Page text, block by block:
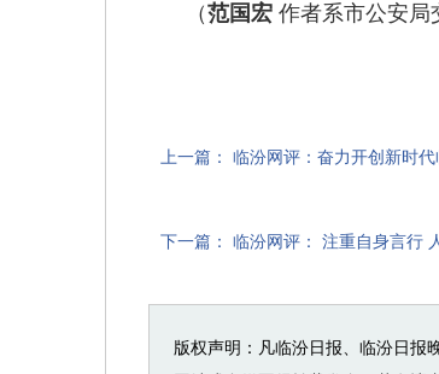
（范国宏作者系市公安局
上一篇： 临汾网评：奋力开创新时
下一篇： 临汾网评： 注重自身言行
版权声明：凡临汾日报、临汾日报